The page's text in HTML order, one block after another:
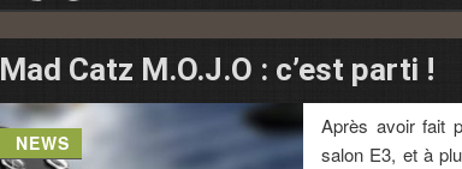
Mad Catz M.O.J.O : c’est parti !
NEWS
Après avoir fait
salon E3, et à